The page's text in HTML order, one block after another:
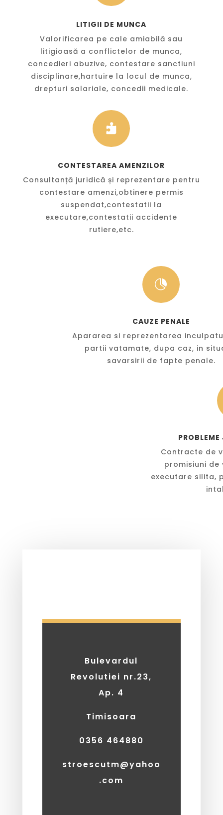
LITIGII DE MUNCA
Valorificarea pe cale amiabilă sau
litigioasă a conflictelor de munca,
concedieri abuzive, contestare sanctiuni
disciplinare,hartuire la locul de munca,
drepturi salariale, concedii medicale.

CONTESTAREA AMENZILOR
Consultanță juridică și reprezentare pentru
contestare amenzi,obtinere permis
suspendat,contestatii la
executare,contestatii accidente
rutiere,etc.

CAUZE PENALE
Apararea si reprezentarea
partii vatamate, dupa caz, in
savarsirii de fapte penale.
Contracte de
promisiuni
executare silita,
Bulevardul
Revolutiei nr.23,
Ap. 4
Timisoara
0356 464880
stroescutm@yahoo
.com